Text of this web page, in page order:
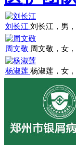
刘长江 刘长江，男
周文敬 周文敬，女
杨淑莲 杨淑莲，女